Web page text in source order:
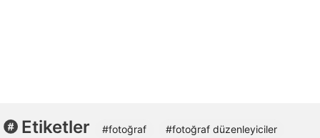
Etiketler #fotoğraf #fotoğraf düzenleyiciler